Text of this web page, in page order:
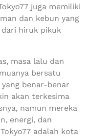
juga memiliki
dan kebun yang
hiruk pikuk
masa lalu dan
bersatu
benar-benar
akan terkesima
namun mereka
energi, dan
adalah kota